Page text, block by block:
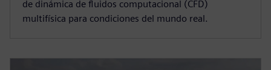
de dinámica de fluidos computacional (CFD)
multifísica para condiciones del mundo real.